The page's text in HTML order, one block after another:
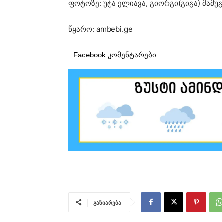
ფო­ტო­ზე: უტა ელი­ა­ვა, გი­ორ­გი(გიგა)
წყარო: ambebi.ge
Facebook კომენტარები
გაზიარება